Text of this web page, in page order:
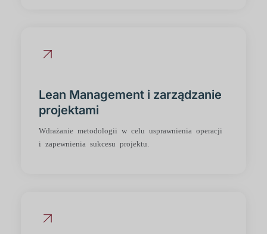
Lean Management i zarządzanie
projektami
Wdrażanie metodologii w celu usprawnienia operacji
i zapewnienia sukcesu projektu.